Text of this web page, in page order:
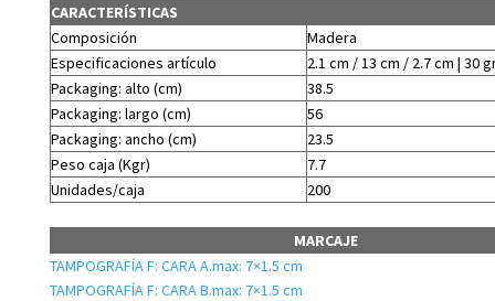
CARACTERÍSTICAS
Composición
Madera
Especificaciones artículo
2.1 cm / 13 cm / 2.7 cm | 30
Packaging: alto (cm)
38.5
Packaging: largo (cm)
56
Packaging: ancho (cm)
23.5
Peso caja (Kgr)
7.7
Unidades/caja
200
MARCAJE
TAMPOGRAFÍA F: CARA A.max: 7×1.5 cm
TAMPOGRAFÍA F: CARA B.max: 7×1.5 cm